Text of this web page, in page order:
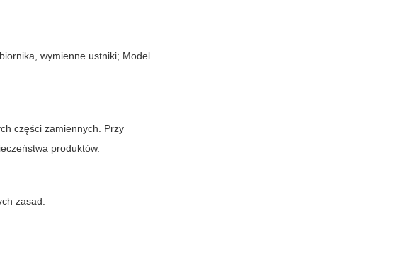
wymienne ustniki; Model
części zamiennych. Przy
produktów.
zasad: